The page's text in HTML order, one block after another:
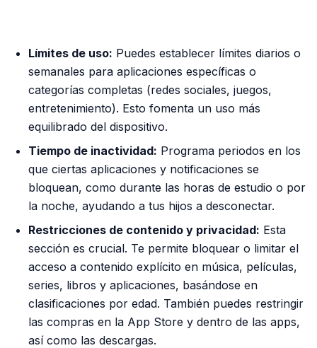
Límites de uso: Puedes establecer límites diarios o
semanales para aplicaciones específicas o
categorías completas (redes sociales, juegos,
entretenimiento). Esto fomenta un uso más
equilibrado del dispositivo.
Tiempo de inactividad: Programa periodos en los
que ciertas aplicaciones y notificaciones se
bloquean, como durante las horas de estudio o por
la noche, ayudando a tus hijos a desconectar.
Restricciones de contenido y privacidad: Esta
sección es crucial. Te permite bloquear o limitar el
acceso a contenido explícito en música, películas,
series, libros y aplicaciones, basándose en
clasificaciones por edad. También puedes restringir
las compras en la App Store y dentro de las apps,
así como las descargas.